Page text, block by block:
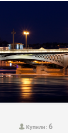
Купили: 6